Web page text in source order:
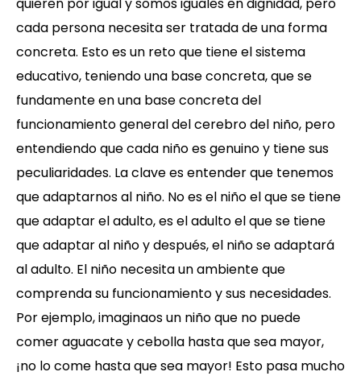
cada persona necesita ser tratada de una forma
concreta. Esto es un reto que tiene el sistema
educativo, teniendo una base concreta, que se
fundamente en una base concreta del
funcionamiento general del cerebro del niño, pero
entendiendo que cada niño es genuino y tiene sus
peculiaridades. La clave es entender que tenemos
que adaptarnos al niño. No es el niño el que se tiene
que adaptar el adulto, es el adulto el que se tiene
que adaptar al niño y después, el niño se adaptará
al adulto. El niño necesita un ambiente que
comprenda su funcionamiento y sus necesidades.
Por ejemplo, imaginaos un niño que no puede
comer aguacate y cebolla hasta que sea mayor,
¡no lo come hasta que sea mayor! Esto pasa mucho